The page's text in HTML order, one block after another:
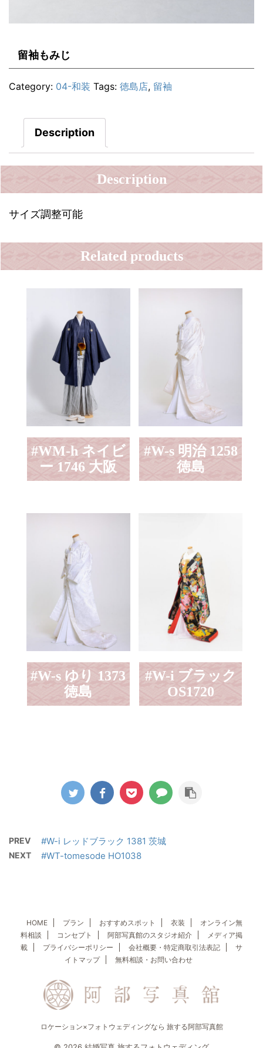
留袖もみじ
Category: 04-和装 Tags: 徳島店, 留袖
Description
Description
サイズ調整可能
Related products
#WM-h ネイビ
ー 1746 大阪
#W-s 明治 1258
徳島
#W-s ゆり 1373
徳島
#W-i ブラック
OS1720
PREV #W-i レッドブラック 1381 茨城
NEXT #WT-tomesode HO1038
HOME プラン おすすめスポット 衣装
オンライン無
料相談
コンセプト 阿部写真館のスタジオ紹介
メディア掲
載
プライバシーポリシー 会社概要・特定商取引法表記
サ
イトマップ
無料相談・お問い合わせ
ロケーション×フォトウェディングなら 旅する阿部写真館